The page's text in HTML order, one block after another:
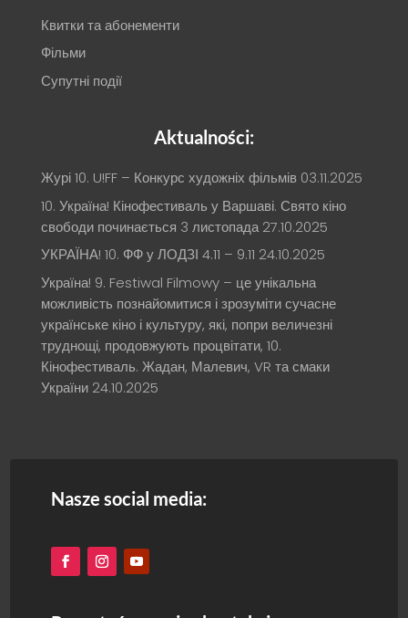
Квитки та абонементи
Фільми
Супутні події
Aktualności:
Журі 10. U!FF – Конкурс художніх фільмів 03.11.2025
10. Україна! Кінофестиваль у Варшаві. Свято кіно
свободи починається 3 листопада 27.10.2025
УКРАЇНА! 10. ФФ у ЛОДЗІ 4.11 – 9.11 24.10.2025
Україна! 9. Festiwal Filmowy – це унікальна
можливість познайомитися і зрозуміти сучасне
українське кіно і культуру, які, попри величезні
труднощі, продовжують процвітати, 10.
Кінофестиваль. Жадан, Малевич, VR та смаки
України 24.10.2025
Nasze social media: